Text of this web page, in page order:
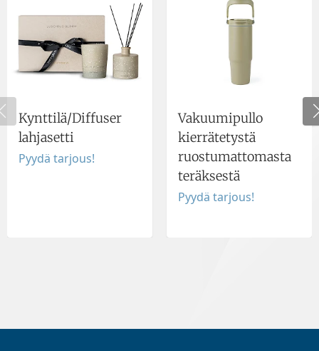
Kynttilä/Diffuser
lahjasetti
Pyydä tarjous!
Vakuumipullo
kierrätetystä
ruostumattomasta
teräksestä
Pyydä tarjous!